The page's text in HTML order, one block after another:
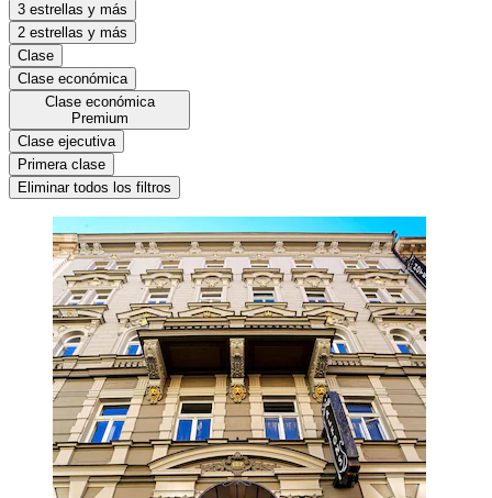
3 estrellas y más
2 estrellas y más
Clase
Clase económica
Clase económica
Premium
Clase ejecutiva
Primera clase
Eliminar todos los filtros